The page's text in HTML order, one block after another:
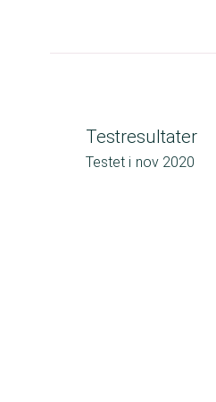
Testresultater
Testet i nov 2020